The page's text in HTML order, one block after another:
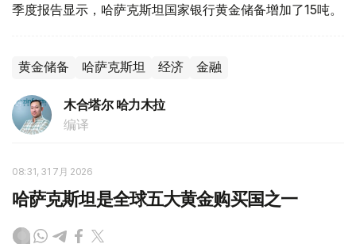
季度报告显示，哈萨克斯坦国家银行黄金储备增加了15吨。
黄金储备 哈萨克斯坦 经济 金融
木合塔尔 哈力木拉
编译
08:31, 31 7月 2026
哈萨克斯坦是全球五大黄金购买国之一